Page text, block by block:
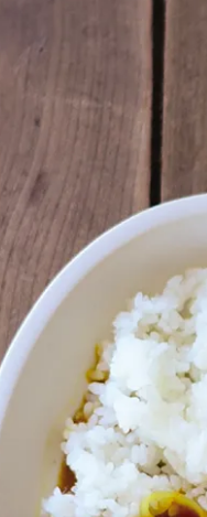
．筷 Cutlery​ &​
具 ​Tea
Tool
Fabric​＆​Decor